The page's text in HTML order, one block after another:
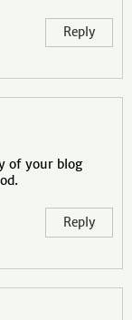
Reply
of your blog
Reply